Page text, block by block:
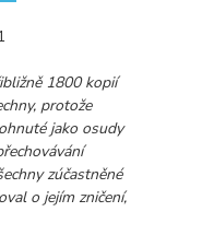
1800 kopií
protože
jako osudy
zúčastněné
o jejím zničení,